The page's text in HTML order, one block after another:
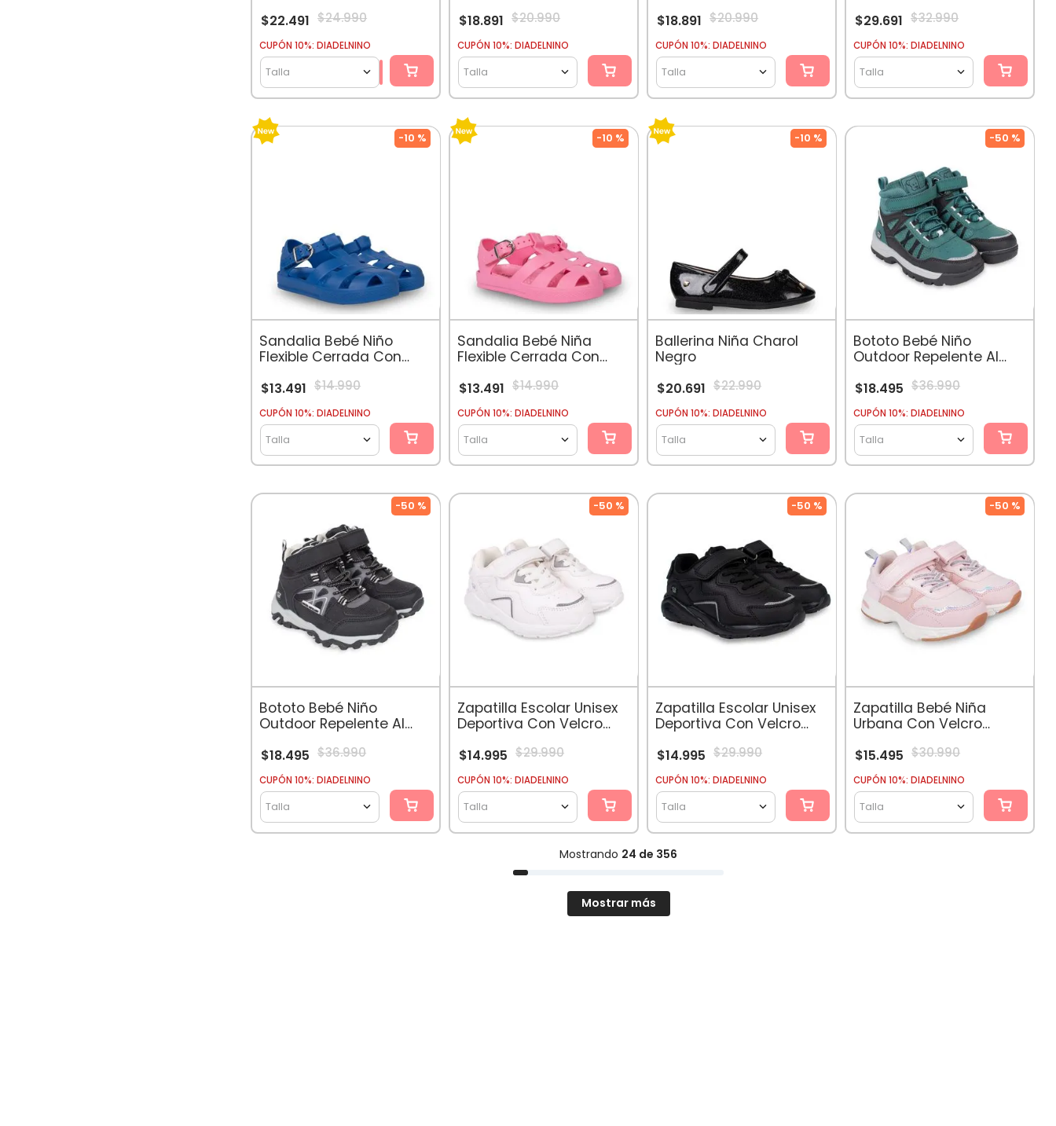
$22.491 $24.990
CUPÓN 10%: DIADELNINO
Talla
$18.891 $20.990
CUPÓN 10%: DIADELNINO
Talla
$18.891 $20.990
CUPÓN 10%: DIADELNINO
Talla
$29.691 $32.990
CUPÓN 10%: DIADELNINO
Talla
Sandalia Bebé Niño
Flexible Cerrada Con
-10 %
$13.491 $14.990
CUPÓN 10%: DIADELNINO
Talla
Sandalia Bebé Niña
Flexible Cerrada Con
-10 %
$13.491 $14.990
CUPÓN 10%: DIADELNINO
Talla
Ballerina Niña Charol
Negro
-10 %
$20.691 $22.990
CUPÓN 10%: DIADELNINO
Talla
Bototo Bebé Niño
Outdoor Repelente Al
-50 %
$18.495 $36.990
CUPÓN 10%: DIADELNINO
Talla
Bototo Bebé Niño
Outdoor Repelente Al
-50 %
$18.495 $36.990
CUPÓN 10%: DIADELNINO
Talla
Zapatilla Escolar Unisex
Deportiva Con Velcro
-50 %
$14.995 $29.990
CUPÓN 10%: DIADELNINO
Talla
Zapatilla Escolar Unisex
Deportiva Con Velcro
-50 %
$14.995 $29.990
CUPÓN 10%: DIADELNINO
Talla
Zapatilla Bebé Niña
Urbana Con Velcro
-50 %
$15.495 $30.990
CUPÓN 10%: DIADELNINO
Talla
Mostrando 24 de 356
Mostrar más